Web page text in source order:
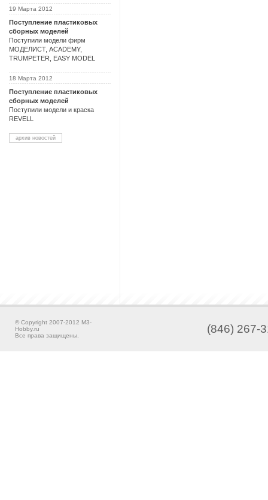
19 Марта 2012
Поступление пластиковых
сборных моделей
Поступили модели фирм
МОДЕЛИСТ, ACADEMY,
TRUMPETER, EASY MODEL
18 Марта 2012
Поступление пластиковых
сборных моделей
Поступили модели и краска
REVELL
архив новостей
© Copyright 2007-2012 M3-
Hobby.ru
Все права защищены.
(846) 267-